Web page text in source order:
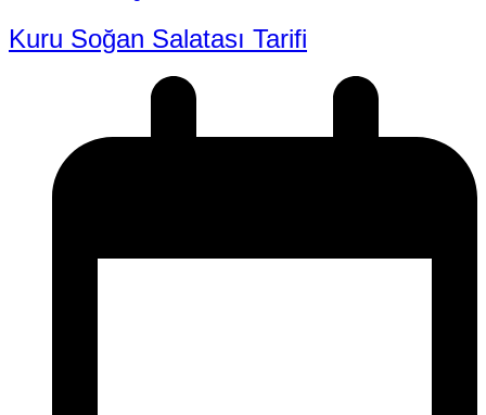
Kuru Soğan Salatası Tarifi